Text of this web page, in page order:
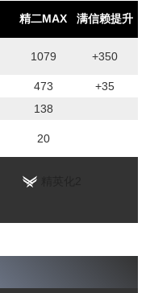
精二MAX 满信赖提升
1079 +350
473
+35
138
20